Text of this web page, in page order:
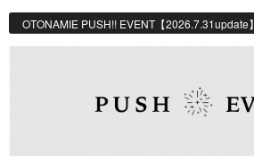
OTONAMIE PUSH!! EVENT【2026.7.31update】